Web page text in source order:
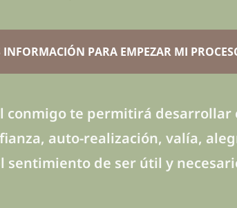
PARA EMPEZAR MI
conmigo te permitirá
auto-realización, valía,
sentimiento de ser útil y